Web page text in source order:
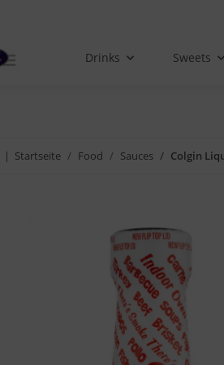
Drinks Sweets
Startseite Food Sauces Colgin